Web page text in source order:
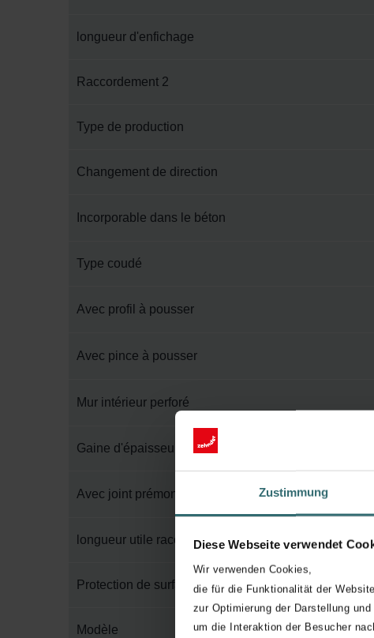
Zustimmung
Diese Webseite verwendet
Wir verwenden Cookies,
die für die Funktionalität der
zur Optimierung der Darstellung
um die Interaktion der Besucher
longueur d'enfichage
Raccordement 2
Type de production
Changement de direction
Incorporable dans le béton
Type coudé
Avec profil à pousser
Avec pince à pousser
Mur intérieur perforé
Gaine d'épaisseur de paroi
Avec joint prémonté
longueur utile raccordement 2
Protection de surface externe
Modèle